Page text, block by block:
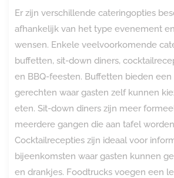
Er zijn verschillende cateringopties
afhankelijk van het type evenement
wensen. Enkele veelvoorkomende
buffetten, sit-down diners,
en BBQ-feesten. Buffetten bieden een
gerechten waar gasten zelf kunnen
eten. Sit-down diners zijn meer
meerdere gangen die aan tafel
Cocktailrecepties zijn ideaal voor
bijeenkomsten waar gasten kunnen
en drankjes. Foodtrucks voegen een